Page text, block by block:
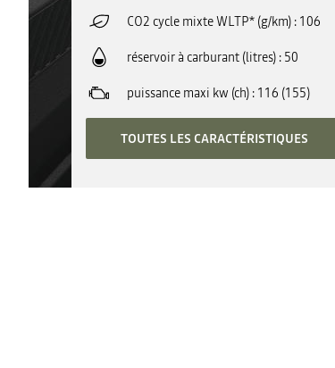
CO2 cycle mixte WLTP* (g/km) 106
réservoir à carburant (litres) 50
puissance maxi kw (ch) 116 (155)
TOUTES LES CARACTÉRISTIQUES